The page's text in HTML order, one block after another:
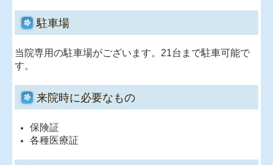
駐車場
当院専用の駐車場がございます。21台まで駐車可能で
す。
来院時に必要なもの
保険証
各種医療証